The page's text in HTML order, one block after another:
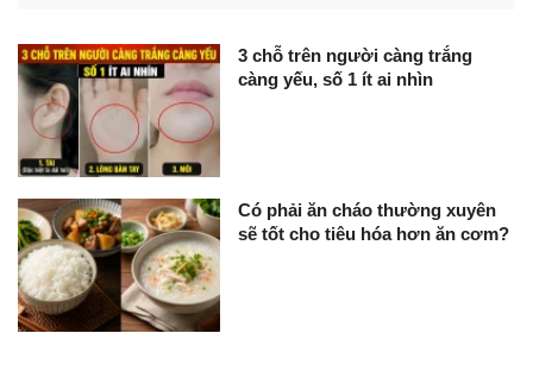
3 chỗ trên người càng trắng
càng yếu, số 1 ít ai nhìn
Có phải ăn cháo thường xuyên
sẽ tốt cho tiêu hóa hơn ăn cơm?